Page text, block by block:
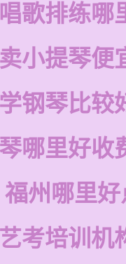
歌排练哪
小提琴便
钢琴比较
哪里好收
州哪里好
考培训机